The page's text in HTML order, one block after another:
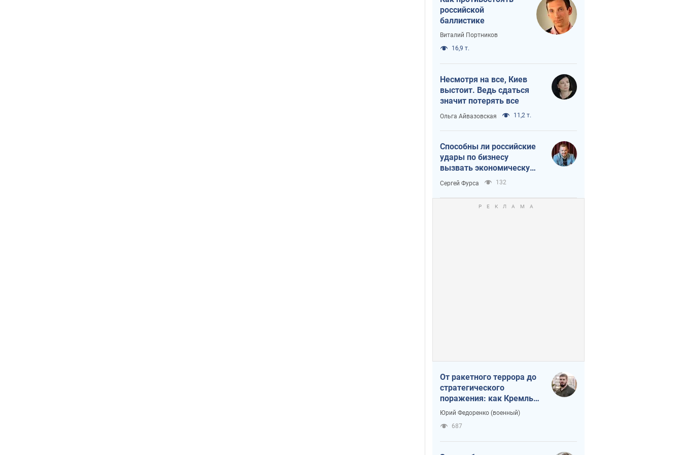
российской
баллистике
Виталий Портников
16,9 т.
Несмотря на все, Киев
выстоит. Ведь сдаться
значит потерять все
Ольга Айвазовская 11,2 т.
Способны ли российские
удары по бизнесу
вызвать экономическую
катастрофу?
Сергей Фурса 132
От ракетного террора до
стратегического
поражения: как Кремль
загнал себя в ловушку
Юрий Федоренко (военный)
687